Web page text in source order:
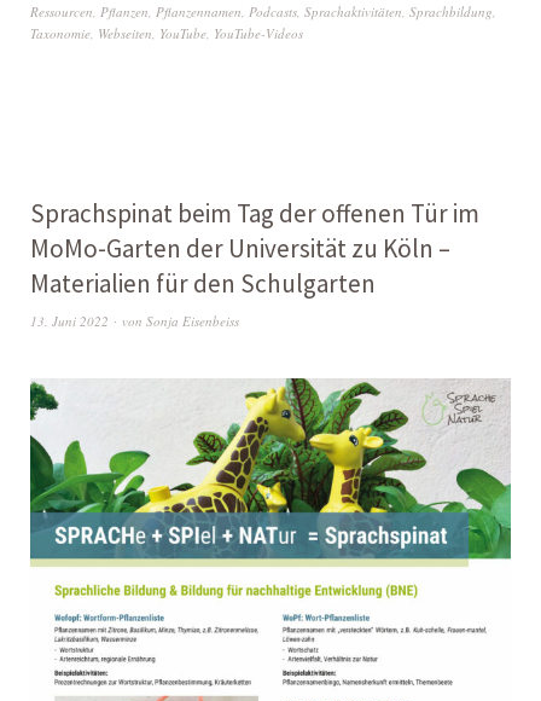
Ressourcen Pflanzen Pflanzennamen Podcasts Sprachaktivitäten Sprachbildung
Taxonomie Webseiten YouTube YouTube-Videos
Sprachspinat beim Tag der offenen Tür im
MoMo-Garten der Universität zu Köln –
Materialien für den Schulgarten
13. Juni 2022 von Sonja Eisenbeiss